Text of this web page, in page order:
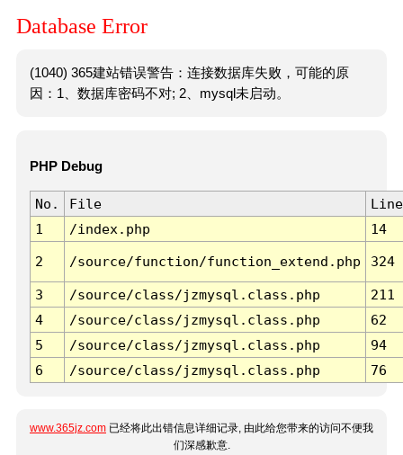
Database Error
(1040) 365建站错误警告：连接数据库失败，可能的原
因：1、数据库密码不对; 2、mysql未启动。
PHP Debug
No. File
Line
1
/index.php 14
2 /source/function/function_extend.php 324
3 /source/class/jzmysql.class.php
211
4
/source/class/jzmysql.class.php
62
5
/source/class/jzmysql.class.php
94
6
/source/class/jzmysql.class.php 76
www.365jz.com 已经将此出错信息详细记录, 由此给您带来的访问不便我
们深感歉意.